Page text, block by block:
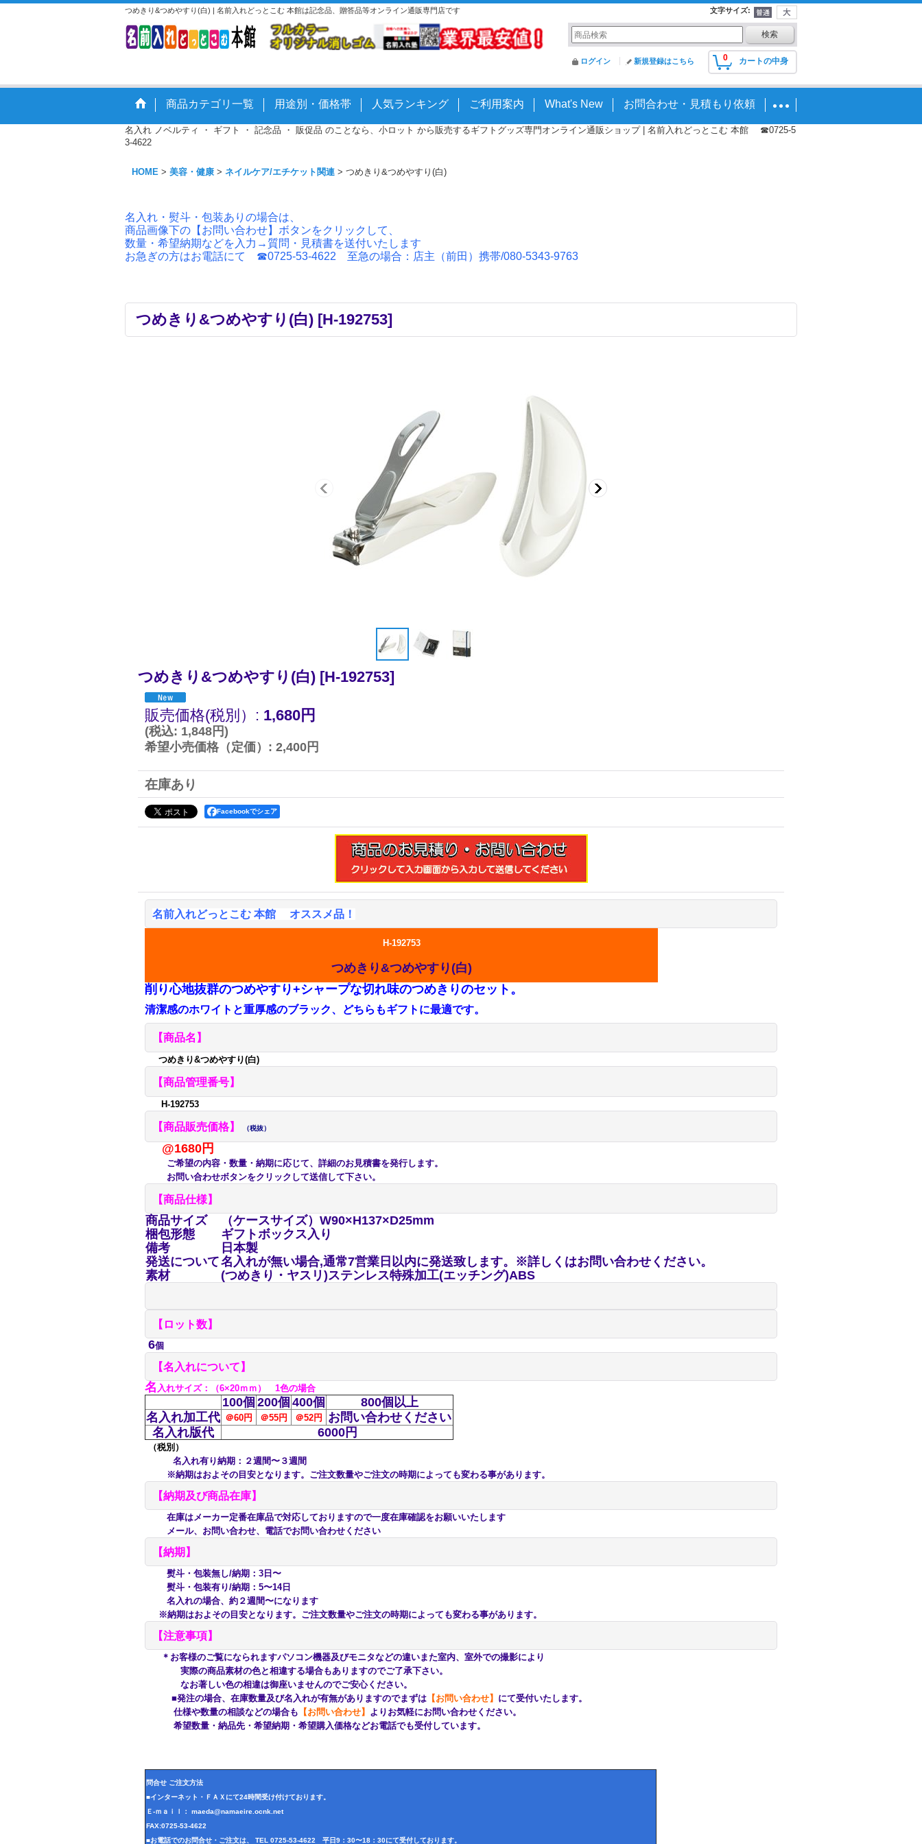
つめきり&つめやすり(白) | 名前入れどっとこむ 本館は記念品、贈答品等オンライン通販専門店です 文字サイズ:
0 カートの中身
ログイン 新規登録はこちら
商品カテゴリ一覧 用途別・価格帯 人気ランキング ご利用案内 What's New お問合わせ・見積もり依頼
名入れ ノベルティ ・ ギフト ・ 記念品 ・ 販促品 のことなら、小ロット から販売するギフトグッズ専門オンライン通販ショップ | 名前入れどっとこむ 本館 ☎0725-5
3-4622
HOME > 美容・健康 > ネイルケア/エチケット関連 > つめきり&つめやすり(白)
名入れ・熨斗・包装ありの場合は、
商品画像下の【お問い合わせ】ボタンをクリックして、
数量・希望納期などを入力→質問・見積書を送付いたします
お急ぎの方はお電話にて ☎0725-53-4622 至急の場合：店主（前田）携帯/080-5343-9763
つめきり&つめやすり(白) [H-192753]
つめきり&つめやすり(白) [H-192753]
販売価格(税別） : 1,680円
(税込: 1,848円)
希望小売価格（定価） : 2,400円
在庫あり
Facebookでシェア
名前入れどっとこむ 本館 オススメ品！
H-192753
つめきり&つめやすり(白)
削り心地抜群のつめやすり+シャープな切れ味のつめきりのセット。
清潔感のホワイトと重厚感のブラック、どちらもギフトに最適です。
【商品名】
つめきり&つめやすり(白)
【商品管理番号】
H-192753
【商品販売価格】 （税抜）
@1680円
ご希望の内容・数量・納期に応じて、詳細のお見積書を発行します。
お問い合わせボタンをクリックして送信して下さい。
【商品仕様】
商品サイズ
（ケースサイズ）W90×H137×D25mm
梱包形態
ギフトボックス入り
備考
日本製
発送について名入れが無い場合,通常7営業日以内に発送致します。※詳しくはお問い合わせください。
素材
(つめきり・ヤスリ)ステンレス特殊加工(エッチング)ABS
【ロット数】
6個
【名入れについて】
名 入れサイズ：（6×20ｍｍ） 1色の場合
100個 200個 400個
800個以上
名入れ加工代 ＠60円 ＠55円 ＠52円
お問い合わせください
名入れ版代
6000円
（税別）
名入れ有り納期：２週間〜３週間
※納期はおよその目安となります。ご注文数量やご注文の時期によっても変わる事があります。
【納期及び商品在庫】
在庫はメーカー定番在庫品で対応しておりますので一度在庫確認をお願いいたします
メール、お問い合わせ、電話でお問い合わせください
【納期】
熨斗・包装無し/納期：3日〜
熨斗・包装有り/納期：5〜14日
名入れの場合、約２週間〜になります
※納期はおよその目安となります。ご注文数量やご注文の時期によっても変わる事があります。
【注意事項】
＊お客様のご覧になられますパソコン機器及びモニタなどの違いまた室内、室外での撮影により
実際の商品素材の色と相違する場合もありますのでご了承下さい。
なお著しい色の相違は御座いませんのでご安心ください。
■発注の場合、在庫数量及び名入れが有無がありますのでまずは 【お問い合わせ】 にて受付いたします。
仕様や数量の相談などの場合も 【お問い合わせ】 よりお気軽にお問い合わせください。
希望数量・納品先・希望納期・希望購入価格などお電話でも受付しています。
問合せ ご注文方法
■インターネット・ＦＡＸにて24時間受け付けております。
Ｅ-ｍａｉｌ： maeda@namaeire.ocnk.net
FAX:0725-53-4622
■お電話でのお問合せ・ご注文は、 TEL 0725-53-4622 平日9：30〜18：30にて受付しております。